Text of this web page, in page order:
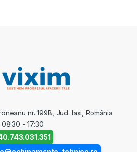
nr. 199B, Jud. Iasi, România
08:30 - 17:30